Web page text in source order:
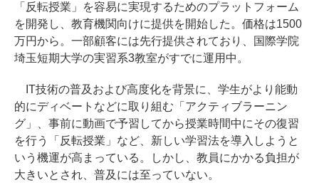
「反転授業」を容易に実現するためのプラットフォーム
を開発し、教育機関向けに提供を開始した。価格は1500
万円から。一部顧客には先行提供されており、国際学院
埼玉短期大学の実習系3教室がすでに運用中。
IT技術の普及および高度化を背景に、学生がより能動
的にディベートなどに取り組む「アクティブラーニン
グ」、事前に動画で予習してから授業時間中にその復習
を行う「反転授業」など、新しい学習法を導入しようと
いう機運が高まっている。しかし、教員にかかる負担が
大きいとされ、普及には至っていない。